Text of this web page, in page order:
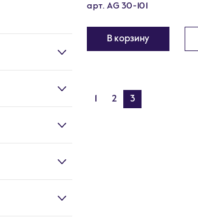
арт. AG 30-101
В корзину
2 3